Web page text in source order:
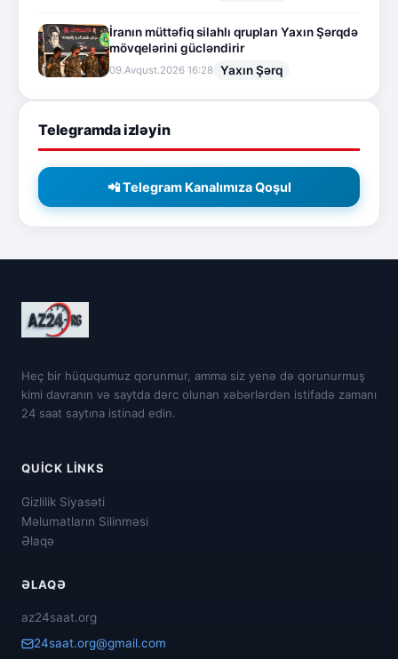
İranın müttəfiq silahlı qrupları Yaxın Şərqdə
mövqelərini gücləndirir
09.Avqust.2026 16:28 Yaxın Şərq
Telegramda izləyin
📲 Telegram Kanalımıza Qoşul
Heç bir hüququmuz qorunmur, amma siz yenə də qorunurmuş
kimi davranın və saytda dərc olunan xəbərlərdən istifadə zamanı
24 saat saytına istinad edin.
QUICK LINKS
Gizlilik Siyasəti
Məlumatların Silinməsi
Əlaqə
ƏLAQƏ
az24saat.org
24saat.org@gmail.com